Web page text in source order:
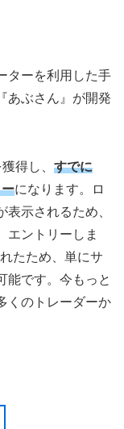
ターを利用した手
あぶさん』が開発
得し、 すでに
になります。ロ
示されるため、
エントリーしま
たため、単にサ
能です。今もっと
くのトレーダーか